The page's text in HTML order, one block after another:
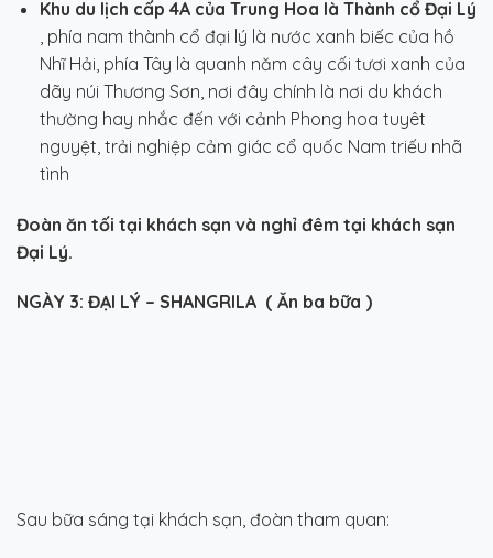
Khu du lịch cấp 4A của Trung Hoa là Thành cổ Đại Lý
, phía nam thành cổ đại lý là nước xanh biếc của hồ
Nhĩ Hải, phía Tây là quanh năm cây cối tươi xanh của
dãy núi Thương Sơn, nơi đây chính là nơi du khách
thường hay nhắc đến với cảnh Phong hoa tuyêt
nguyệt, trải nghiệp cảm giác cổ quốc Nam triếu nhã
tình
Đoàn ăn tối tại khách sạn và nghỉ đêm tại khách sạn
Đại Lý.
NGÀY 3: ĐẠI LÝ – SHANGRILA ( Ăn ba bữa )
Sau bữa sáng tại khách sạn, đoàn tham quan: